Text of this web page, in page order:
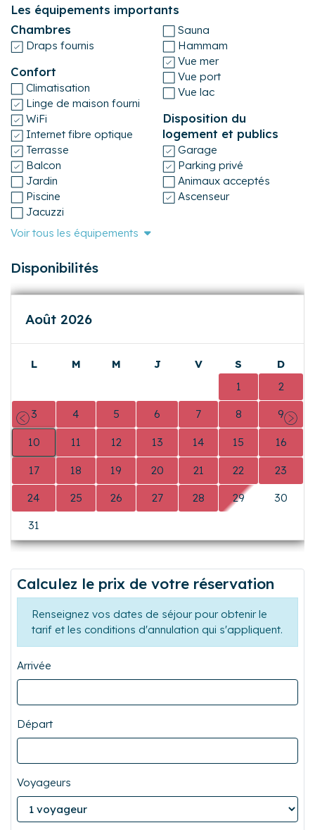
et réservations) et La Maison des 4 Saisons (service de
conciergerie / intendance).
Les équipements importants
Chambres
Confort
Climatisation
Linge de maison fourni
WiFi
Internet fibre optique
Terrasse
Balcon
Jardin
Piscine
Jacuzzi
Sauna
Hammam
Vue mer
Vue port
Disposition du
logement et publics
Garage
Parking privé
Animaux acceptés
S
D
0
0 0 0 0 1 2
3 4 5 6 7 8 9
10 11 12 13 14 15 16
17 18 19 20 21 22 23
24 25 26 27 28
31 0 0 0 0 0 0
Précédent
Calculez le prix de votre réservation
Renseignez vos dates de séjour pour obtenir le
tarif et les conditions d'annulation qui s'appliquent.
Arrivée
Départ
Voyageurs